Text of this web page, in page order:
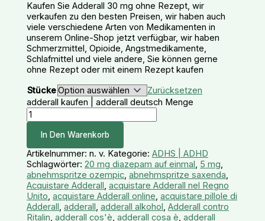
Kaufen Sie Adderall 30 mg ohne Rezept, wir
verkaufen zu den besten Preisen, wir haben auch
viele verschiedene Arten von Medikamenten in
unserem Online-Shop jetzt verfügbar, wir haben
Schmerzmittel, Opioide, Angstmedikamente,
Schlafmittel und viele andere, Sie können gerne
ohne Rezept oder mit einem Rezept kaufen
Stücke
Zurücksetzen
adderall kaufen | adderall deutsch Menge
In Den Warenkorb
Artikelnummer:n. v. Kategorie:ADHS | ADHD
Schlagwörter:20 mg diazepam auf einmal, 5 mg,
abnehmspritze ozempic,abnehmspritze saxenda,
Acquistare Adderall,acquistare Adderall nel Regno
Unito,acquistare Adderall online,acquistare pillole di
Adderall,adderall,adderall alkohol,Adderall contro
Ritalin,adderall cos'è,adderall cosa è,adderall